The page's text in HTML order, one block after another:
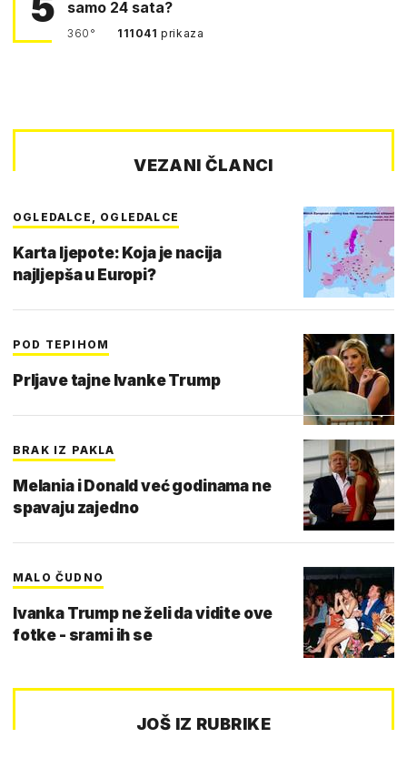
samo 24 sata?
360° 111041prikaza
VEZANI ČLANCI
OGLEDALCE, OGLEDALCE
Karta ljepote: Koja je nacija
najljepša u Europi?
POD TEPIHOM
Prljave tajne Ivanke Trump
BRAK IZ PAKLA
Melania i Donald već godinama ne
spavaju zajedno
MALO ČUDNO
Ivanka Trump ne želi da vidite ove
fotke - srami ih se
JOŠ IZ RUBRIKE